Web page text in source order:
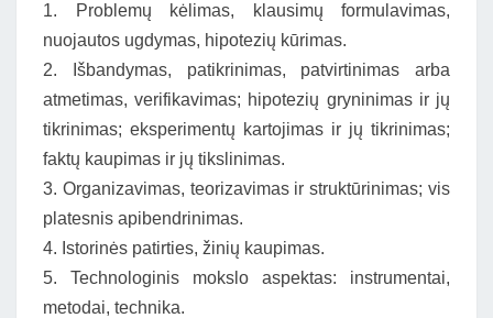
1. Problemų kėlimas, klausimų formulavimas,
nuojautos ugdymas, hipotezių kūrimas.
2. Išbandymas, patikrinimas, patvirtinimas arba
atmetimas, verifikavimas; hipotezių gryninimas ir jų
tikrinimas; eksperimentų kartojimas ir jų tikrinimas;
faktų kaupimas ir jų tikslinimas.
3. Organizavimas, teorizavimas ir struktūrinimas; vis
platesnis apibendrinimas.
4. Istorinės patirties, žinių kaupimas.
5. Technologinis mokslo aspektas: instrumentai,
metodai, technika.